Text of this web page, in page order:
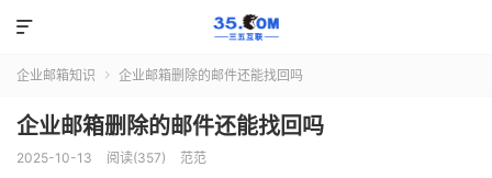

企业邮箱知识  企业邮箱删除的邮件还能找回吗
企业邮箱删除的邮件还能找回吗
2025-10-13 阅读(357) 范范